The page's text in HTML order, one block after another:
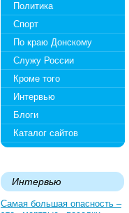
Политика
Спорт
По краю Донскому
Служу России
Кроме того
Интервью
Блоги
Каталог сайтов
Интервью
Самая большая опасность –